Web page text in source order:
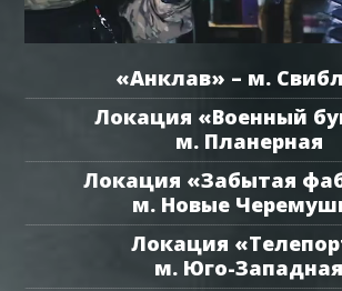
«Анклав» – м.
Локация «Военный
м. Планерная
Локация «Забытая
м. Новые
Локация
м. Юго-Западная